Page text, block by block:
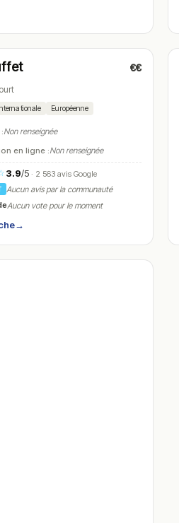
(11:45 – 14:30, 18:45 – 22:30)
€€
Internationale Européenne
Non renseignée
en ligne :Non renseignée
3.9/5· 2 563 avis Google
Aucun avis par la communauté
Aucun vote pour le moment
→